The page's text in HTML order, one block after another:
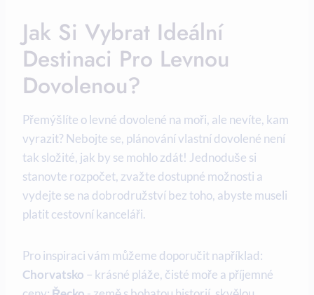
Jak Si Vybrat Ideální
Destinaci Pro Levnou
Dovolenou?
Přemýšlíte o levné dovolené na moři,⁣ ale nevíte, kam
vyrazit? ​Nebojte se, plánování vlastní dovolené není
tak složité, jak by se‌ mohlo zdát! Jednoduše⁤ si
⁣stanovte⁣ rozpočet, zvažte dostupné možnosti a
vydejte se na⁣ dobrodružství​ bez‌ toho, ⁣abyste museli‌
platit cestovní kanceláři.
Pro inspiraci⁤ vám můžeme doporučit například:
Chorvatsko – krásné pláže,‍ čisté moře a ‌příjemné